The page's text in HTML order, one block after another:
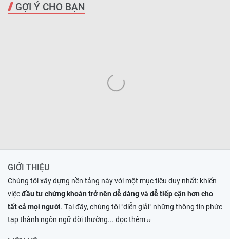
GỢI Ý CHO BẠN
GIỚI THIỆU
Chúng tôi xây dựng nền tảng này với một mục tiêu duy nhất: khiến
việcđầu tư chứng khoán trở nên dễ dàng và dễ tiếp cận hơn cho
tất cả mọi người. Tại đây, chúng tôi "diễn giải" những thông tin phức
tạp thành ngôn ngữ đời thường... đọc thêm ››